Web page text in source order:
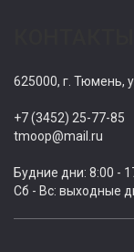
625000, г. Тюмень,
+7 (3452) 25-77-85
tmoop@mail.ru
Будние дни: 8:00 -
Сб - Вс: выходные